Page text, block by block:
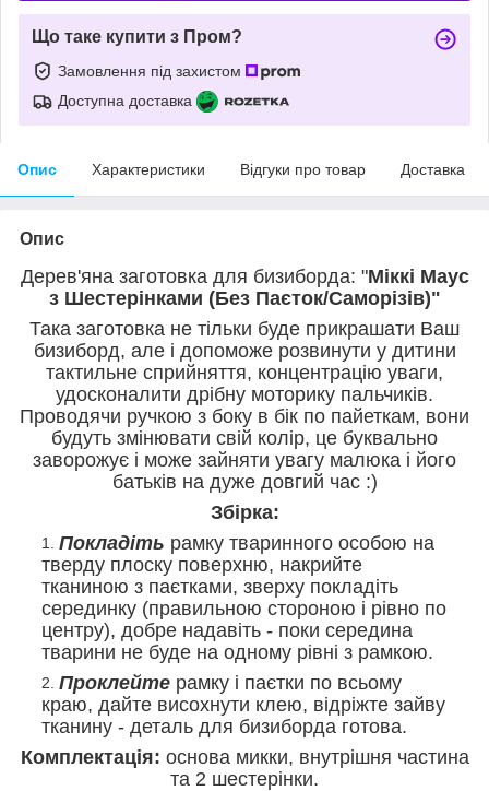
Що таке купити з Пром?
Замовлення під захистом
Доступна доставка
Опис Характеристики Відгуки про товар Доставка
Опис
Дерев'яна заготовка для бизиборда: "Міккі Маус
з Шестерінками (Без Паєток/Саморізів)"
Така заготовка не тільки буде прикрашати Ваш
бизиборд, але і допоможе розвинути у дитини
тактильне сприйняття, концентрацію уваги,
удосконалити дрібну моторику пальчиків.
Проводячи ручкою з боку в бік по пайеткам, вони
будуть змінювати свій колір, це буквально
заворожує і може зайняти увагу малюка і його
батьків на дуже довгий час :)
Збірка:
Покладіть рамку тваринного особою на
тверду плоску поверхню, накрийте
тканиною з паєтками, зверху покладіть
серединку (правильною стороною і рівно по
центру), добре надавіть - поки середина
тварини не буде на одному рівні з рамкою.
Проклейте рамку і паєтки по всьому
краю, дайте висохнути клею, відріжте зайву
тканину - деталь для бизиборда готова.
Комплектація: основа микки, внутрішня частина
та 2 шестерінки.